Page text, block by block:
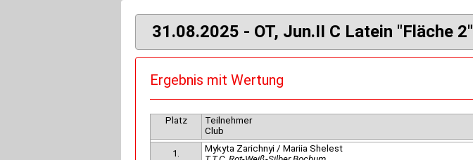
31.08.2025 - OT, Jun.II C Latein "Fläche 2"
Ergebnis mit Wertung
Platz
Teilnehmer
Club
1.
Mykyta Zarichnyi / Mariia Shelest